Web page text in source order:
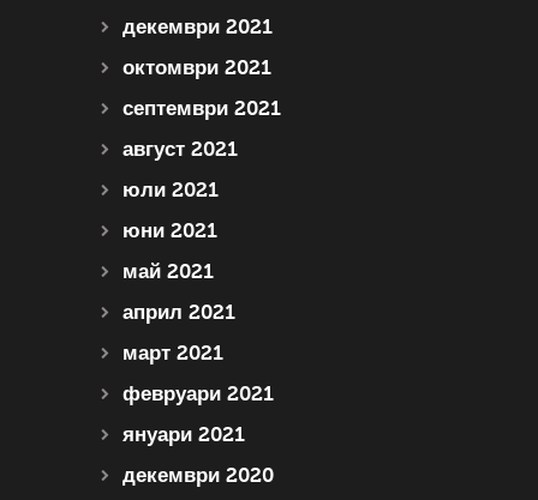
декември 2021
октомври 2021
септември 2021
август 2021
юли 2021
юни 2021
май 2021
април 2021
март 2021
февруари 2021
януари 2021
декември 2020